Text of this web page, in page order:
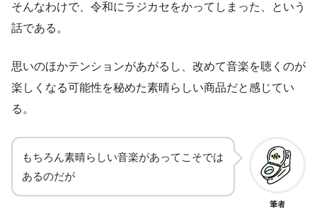
そんなわけで、令和にラジカセをかってしまった、という
話である。
思いのほかテンションがあがるし、改めて音楽を聴くのが
楽しくなる可能性を秘めた素晴らしい商品だと感じてい
る。
もちろん素晴らしい音楽があってこそでは
あるのだが
筆者